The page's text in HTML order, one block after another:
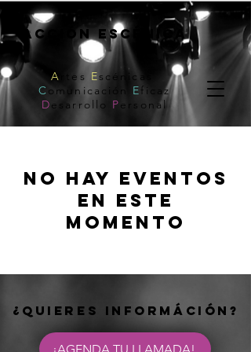
acción escénica
A rtes Escénicas
Comunicación Eficaz
Desarrollo Personal
No hay eventos
en este
momento
¿Quieres infOrmáción?
¡AGENDA TU LLAMADA!